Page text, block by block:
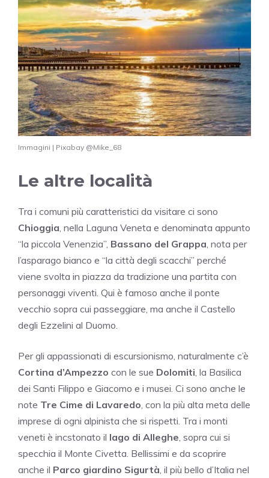
Immagini | Pixabay @Mike_68
Le altre località
Tra i comuni più caratteristici da visitare ci sono
Chioggia , nella Laguna Veneta e denominata appunto
“la piccola Venenzia”, Bassano del Grappa , nota per
l’asparago bianco e “la città degli scacchi” perché
viene svolta in piazza da tradizione una partita con
personaggi viventi. Qui è famoso anche il ponte
vecchio sopra cui passeggiare, ma anche il Castello
degli Ezzelini al Duomo.
Per gli appassionati di escursionismo, naturalmente c’è
Cortina d’Ampezzo con le sue Dolomiti , la Basilica
dei Santi Filippo e Giacomo e i musei. Ci sono anche le
note Tre Cime di Lavaredo , con la più alta meta delle
imprese di ogni alpinista che si rispetti. Tra i monti
veneti è incstonato il lago di Alleghe , sopra cui si
specchia il Monte Civetta. Bellissimi e da scoprire
anche il Parco giardino Sigurtà , il più bello d’Italia nel